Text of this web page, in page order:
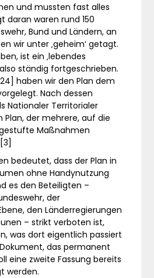
und mussten fast alles
daran waren rund 150
Bund und Ländern, an
wir unter ‚geheim‘ getagt.
ist ein ‚lebendes
ständig fortgeschrieben.
haben wir den Plan dem
Nach dessen
Nationaler Territorialer
Plan, der mehrere, auf die
Maßnahmen
bedeutet, dass der Plan in
ohne Handynutzung
es den Beteiligten –
der
den Länderregierungen
– strikt verboten ist,
was dort eigentlich passiert
Dokument, das permanent
eine zweite Fassung bereits
werden.